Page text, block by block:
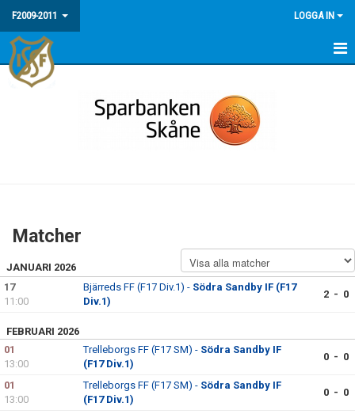
F2009-2011 LOGGA IN
HEM
Matcher
JANUARI 2026
17
11:00
Bjärreds FF (F17 Div.1) - Södra Sandby IF (F17
Div.1)
2 - 0
FEBRUARI 2026
01
13:00
Trelleborgs FF (F17 SM) - Södra Sandby IF
(F17 Div.1)
0 - 0
01
13:00
Trelleborgs FF (F17 SM) - Södra Sandby IF
(F17 Div.1)
0 - 0